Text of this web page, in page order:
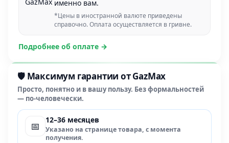
именно вам.
*Цены в иностранной валюте приведены
справочно. Оплата осуществляется в гривне.
Подробнее об оплате →
🛡️ Максимум гарантии от GazMax
Просто, понятно и в вашу пользу. Без формальностей
— по-человечески.
📅 12–36 месяцев
Указано на странице товара, с момента
получения.